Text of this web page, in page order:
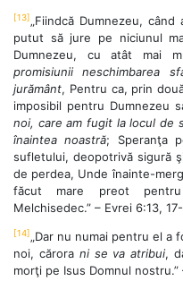
[13] „Fiindcă Dumnezeu,
putut să jure pe niciunul
Dumnezeu, cu atât mai
promisiunii neschimbarea
jurământ, Pentru ca, prin
imposibil pentru Dumnezeu
noi, care am fugit la locul de
înaintea noastră; Speranţa
sufletului, deopotrivă sigură
de perdea, Unde înainte-
făcut mare preot
Melchisedec.” – Evrei 6:13,
[14] „Dar nu numai pentru el a
noi, cărora ni se va atribui,
morţi pe Isus Domnul